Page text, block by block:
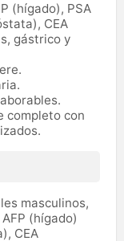
(hígado), PSA
CEA
gástrico y
completo con
masculinos,
(hígado)
CEA